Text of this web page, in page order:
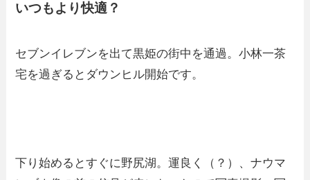
いつもより快適？
セブンイレブンを出て黒姫の街中を通過。小林一茶
宅を過ぎるとダウンヒル開始です。
下り始めるとすぐに野尻湖。運良く（？）、ナウマ